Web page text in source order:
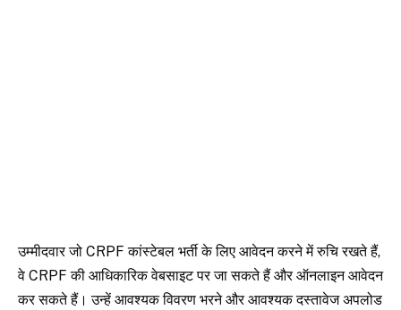
उम्मीदवार जो CRPF कांस्टेबल भर्ती के लिए आवेदन करने में रुचि रखते हैं,
वे CRPF की आधिकारिक वेबसाइट पर जा सकते हैं और ऑनलाइन आवेदन
कर सकते हैं। उन्हें आवश्यक विवरण भरने और आवश्यक दस्तावेज अपलोड